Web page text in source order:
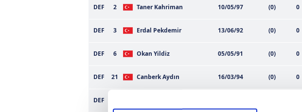
DEF 2 Taner Kahriman 10/05/97 (0) 0
DEF 3 Erdal Pekdemir 13/06/92 (0) 0
DEF 6 Okan Yildiz 05/05/91 (0) 0
DEF 21 Canberk Aydın 16/03/94 (0) 0
DEF